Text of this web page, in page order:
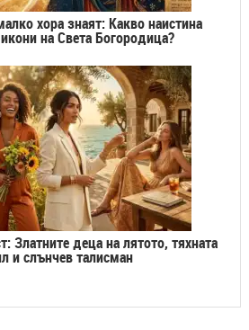
хора знаят: Какво наистина
на Света Богородица?
Златните деца на лятото, тяхната
и слънчев талисман